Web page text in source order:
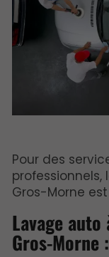
Pour des
Gros-Morne
Lavage
Gros-